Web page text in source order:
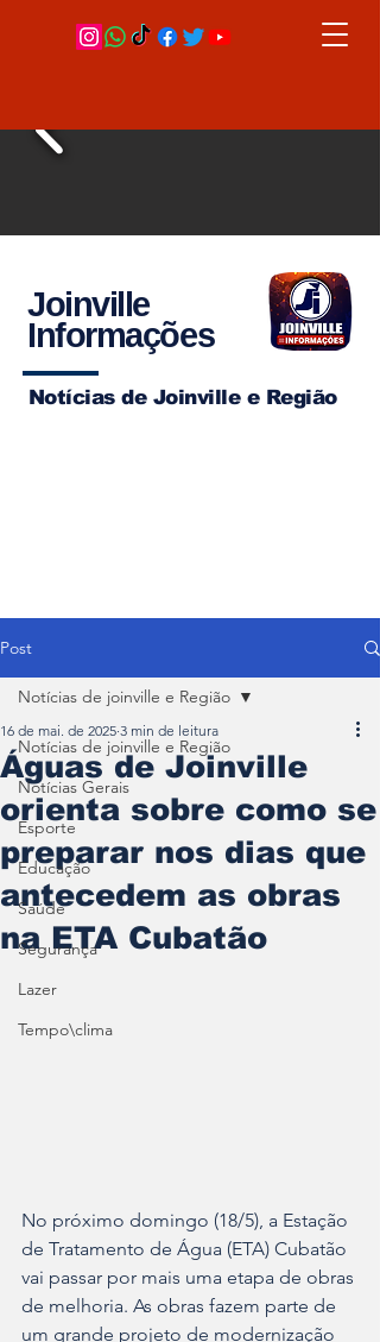
Joinville
Informações
Notícias de Joinville e Região
Post
Notícias de joinville e Região
Notícias Gerais
Esporte
Educação
Saúde
Segurança
Lazer
Tempo\clima
Notícias de joinville e Região
Águas de Joinville
orienta sobre como se
preparar nos dias que
antecedem as obras
na ETA Cubatão
16 de mai. de 2025 3 min de leitura
No próximo domingo (18/5), a Estação
de Tratamento de Água (ETA) Cubatão
vai passar por mais uma etapa de obras
de melhoria. As obras fazem parte de
um grande projeto de modernização